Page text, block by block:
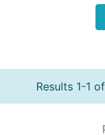
Results 1-1